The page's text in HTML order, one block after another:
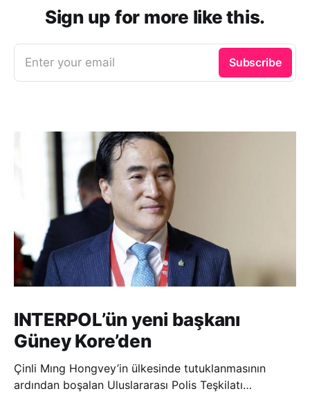
Sign up for more like this.
Enter your email Subscribe
INTERPOL’ün yeni başkanı
Güney Kore’den
Çinli Mıng Hongvey’in ülkesinde tutuklanmasının
ardından boşalan Uluslararası Polis Teşkilatı